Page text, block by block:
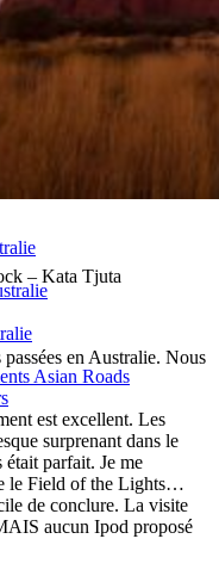
Asian Roads
– Kata Tjuta
en Australie. Nous
est excellent. Les
surprenant dans le
parfait. Je me
le Field of the Lights…
de conclure. La visite
aucun Ipod proposé